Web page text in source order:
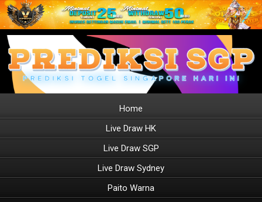
Home
Live Draw HK
Live Draw SGP
Live Draw Sydney
Paito Warna